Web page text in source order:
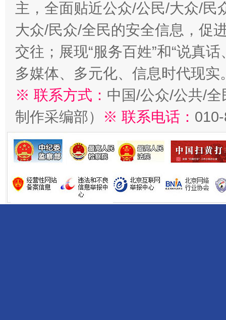
主，全面贴近公众/公民/大众/民
大众/民众/全民的安全信息，促
交往；展现“服务百姓”和“说真
多媒体、多元化、信息时代现实
※ 联系方式： 中国/公众/公共/
制作采编部）
※ 联系电话：